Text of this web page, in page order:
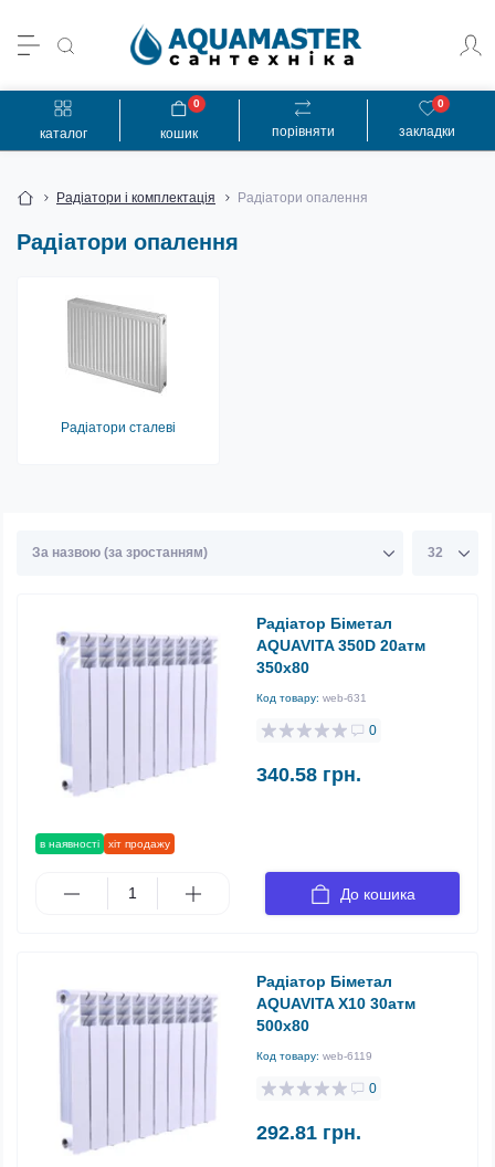
каталог порівняти закладки
0
кошик
0
Радіатори і комплектація Радіатори опалення
Радіатори опалення
Радіатори сталеві
в наявності хіт продажу
Радіатор Біметал
AQUAVITA 350D 20атм
350х80
Код товару: web-631
0
340.58 грн.
До кошика
Радіатор Біметал
AQUAVITA X10 30атм
500х80
Код товару: web-6119
0
292.81 грн.